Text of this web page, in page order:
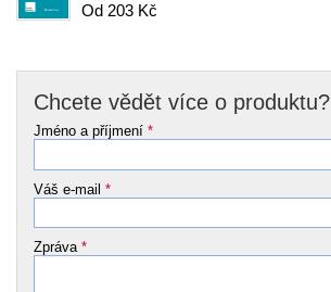
Od 203 Kč
Chcete vědět více o produktu?
Jméno a příjmení *
Váš e-mail *
Zpráva *